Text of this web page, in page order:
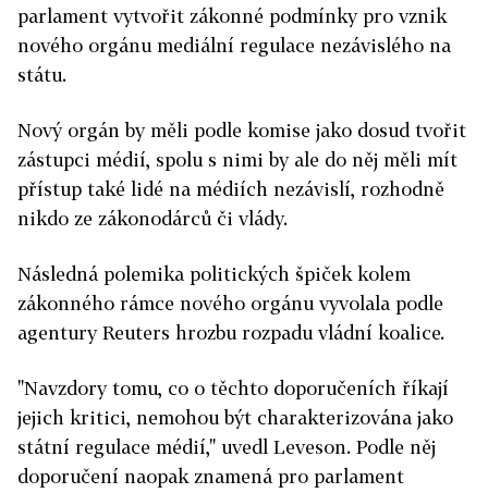
parlament vytvořit zákonné podmínky pro vznik
nového orgánu mediální regulace nezávislého na
státu.
Nový orgán by měli podle komise jako dosud tvořit
zástupci médií, spolu s nimi by ale do něj měli mít
přístup také lidé na médiích nezávislí, rozhodně
nikdo ze zákonodárců či vlády.
Následná polemika politických špiček kolem
zákonného rámce nového orgánu vyvolala podle
agentury Reuters hrozbu rozpadu vládní koalice.
"Navzdory tomu, co o těchto doporučeních říkají
jejich kritici, nemohou být charakterizována jako
státní regulace médií," uvedl Leveson. Podle něj
doporučení naopak znamená pro parlament